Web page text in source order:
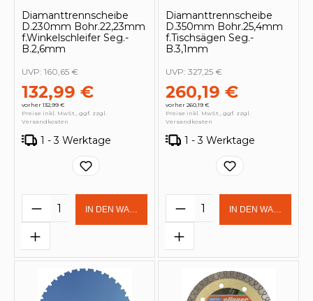
Diamanttrennscheibe
D.230mm Bohr.22,23mm
f.Winkelschleifer Seg.-
B.2,6mm
132,99 €
vorher 132,99 €
UVP: 160,65 €
Preise inkl. MwSt., ggf. zzgl.
Versandkosten
1 - 3 Werktage
Produkt Anzahl: Gib den
IN DEN WARENKORB
Diamanttrennscheibe
D.350mm Bohr.25,4mm
f.Tischsägen Seg.-
B.3,1mm
260,19 €
vorher 260,19 €
UVP: 327,25 €
Preise inkl. MwSt., ggf. zzgl.
Versandkosten
1 - 3 Werktage
Produkt Anzahl:
IN DEN